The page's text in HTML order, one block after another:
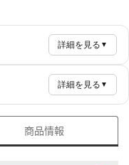
詳細を見る ▼
詳細を見る ▼
商品情報